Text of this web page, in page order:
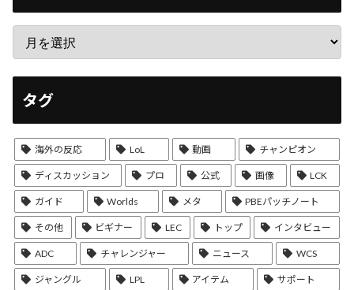
タグ
海外の反応 LoL 動画 チャンピオン
ディスカッション プロ 公式 画像 LCK
ガイド Worlds メタ PBEパッチノート
その他 ビギナー LEC トップ インタビュー
ADC チャレンジャー ニュース WCS
ジャングル LPL アイテム サポート